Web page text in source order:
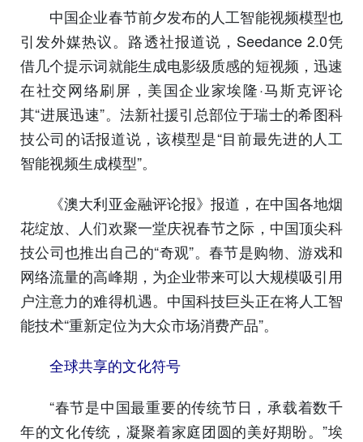
中国企业春节前夕发布的人工智能视频模型也
引发外媒热议。路透社报道说，Seedance 2.0凭
借几个提示词就能生成电影级质感的短视频，迅速
在社交网络刷屏，美国企业家埃隆·马斯克评论
其“进展迅速”。法新社援引总部位于瑞士的希图科
技公司的话报道说，该模型是“目前最先进的人工
智能视频生成模型”。
《澳大利亚金融评论报》报道，在中国各地烟
花绽放、人们欢聚一堂庆祝春节之际，中国顶尖科
技公司也推出自己的“奇观”。春节是购物、游戏和
网络流量的高峰期，为企业带来可以大规模吸引用
户注意力的难得机遇。中国科技巨头正在将人工智
能技术“重新定位为大众市场消费产品”。
全球共享的文化符号
“春节是中国最重要的传统节日，承载着数千
年的文化传统，凝聚着家庭团圆的美好期盼。”埃